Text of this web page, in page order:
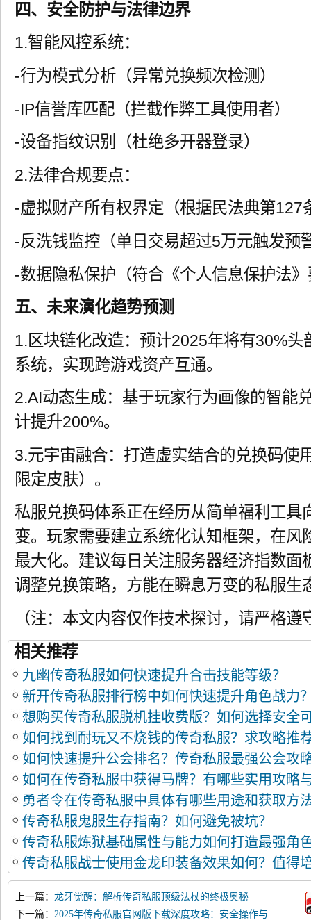
四、安全防护与法律边界
1.智能风控系统：
-行为模式分析（异常兑换频次检测）
-IP信誉库匹配（拦截作弊工具使用者）
-设备指纹识别（杜绝多开器登录）
2.法律合规要点：
-虚拟财产所有权界定（根据民法典第127
-反洗钱监控（单日交易超过5万元触发预
-数据隐私保护（符合《个人信息保护法
五、未来演化趋势预测
1.区块链化改造：预计2025年将有30%头
系统，实现跨游戏资产互通。
2.AI动态生成：基于玩家行为画像的智能
计提升200%。
3.元宇宙融合：打造虚实结合的兑换码使
限定皮肤）。
私服兑换码体系正在经历从简单福利工具
变。玩家需要建立系统化认知框架，在风
最大化。建议每日关注服务器经济指数面
调整兑换策略，方能在瞬息万变的私服生
（注：本文内容仅作技术探讨，请严格遵
相关推荐
九幽传奇私服如何快速提升合击技能等级？
新开传奇私服排行榜中如何快速提升角色战力
想购买传奇私服脱机挂收费版？如何选择安全
如何找到耐玩又不烧钱的传奇私服？求攻略推
如何快速提升公会排名？传奇私服最强公会攻
如何在传奇私服中获得马牌？有哪些实用攻略
勇者令在传奇私服中具体有哪些用途和获取方
传奇私服鬼服生存指南？如何避免被坑？
传奇私服炼狱基础属性与能力如何打造最强角
传奇私服战士使用金龙印装备效果如何？值得
上一篇： 龙牙觉醒：解析传奇私服顶级法杖的终极奥秘
下一篇： 2025年传奇私服官网版下载深度攻略：安全操作与